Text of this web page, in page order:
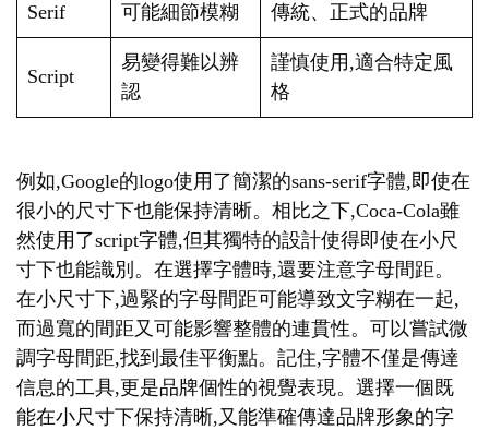
Serif 可能細節模糊 傳統、正式的品牌
Script
易變得難以辨
認
謹慎使用,適合特定風
格
例如,Google的logo使用了簡潔的sans-serif字體,即使在
很小的尺寸下也能保持清晰。相比之下,Coca-Cola雖
然使用了script字體,但其獨特的設計使得即使在小尺
寸下也能識別。在選擇字體時,還要注意字母間距。
在小尺寸下,過緊的字母間距可能導致文字糊在一起,
而過寬的間距又可能影響整體的連貫性。可以嘗試微
調字母間距,找到最佳平衡點。記住,字體不僅是傳達
信息的工具,更是品牌個性的視覺表現。選擇一個既
能在小尺寸下保持清晰,又能準確傳達品牌形象的字